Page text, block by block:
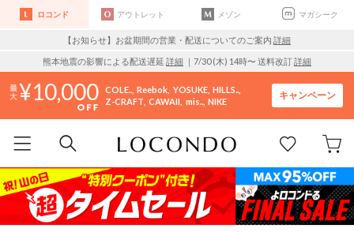
ロコンド アウトレット メゾン マガシーク
【お知らせ】お盆期間の営業・配送についてのご案内 詳細
熊本地震の影響による配送遅延 詳細 ｜7/30 (木) 14時〜 送料改訂詳細
10,000 COLE.. Reebok YOSUKE HILLS..
Z-CRAFT CAWAII mis.. NIKE
キャンペーン